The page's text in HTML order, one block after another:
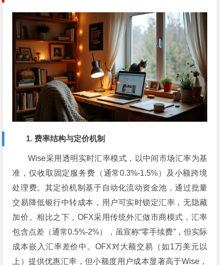
1. 费率结构与定价机制
Wise采用透明实时汇率模式，以中间市场汇率为基
准，仅收取固定服务费（通常0.3%-1.5%）及小额跨境
处理费。其定价机制基于自动化流动资金池，通过批量
交易降低银行中转成本，用户可实时锁定汇率，无隐藏
加价。相比之下，OFX采用传统外汇做市商模式，汇率
包含点差（通常0.5%-2%），虽宣称“零手续费”，但实际
成本嵌入汇率差价中。OFX对大额交易（如1万美元以
上）提供优惠汇率，但小额度用户成本显著高于Wise，